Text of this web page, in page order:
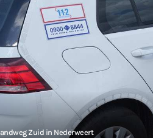
Zuid in Nederweert